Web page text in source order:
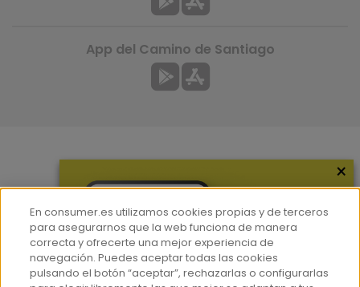
Hemeroteca
Contacto
Prensa
App del Camino de Santiago
×
En consumer.es utilizamos cookies propias y de terceros
para asegurarnos que la web funciona de manera
correcta y ofrecerte una mejor experiencia de
navegación. Puedes aceptar todas las cookies
pulsando el botón “aceptar”, rechazarlas o configurarlas